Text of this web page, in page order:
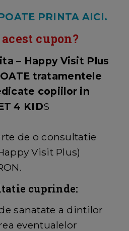
PRINTA AICI.
cupon?
– Happy Visit Plus
tratamentele
copiilor in
4 KIDS
de o consultatie
Visit Plus)
cuprinde:
sanatate a dintilor
eventualelor